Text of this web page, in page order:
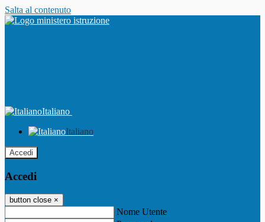
Salta al contenuto
Italiano
Italiano
Accedi
Accedi
button close ×
Nome Utente